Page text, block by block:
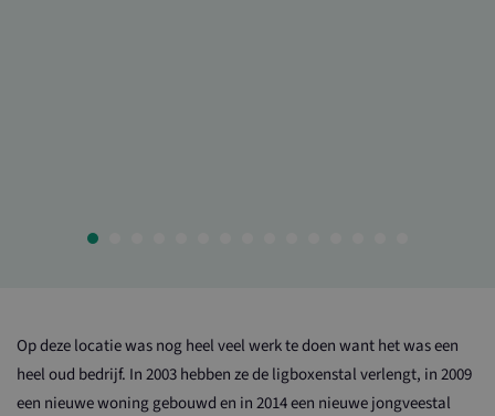
Op deze locatie was nog heel veel werk te doen want het was een
heel oud bedrijf. In 2003 hebben ze de ligboxenstal verlengt, in 2009
een nieuwe woning gebouwd en in 2014 een nieuwe jongveestal